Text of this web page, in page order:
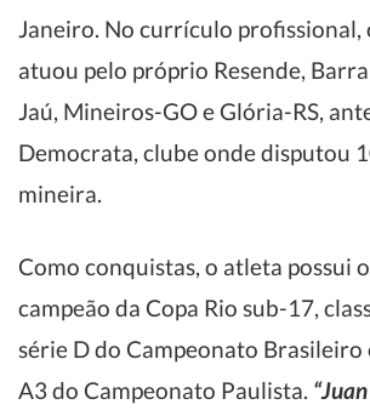
Janeiro. No currículo profissional,
atuou pelo próprio Resende,
Jaú, Mineiros-GO e Glória-RS,
Democrata, clube onde disputou
mineira.
Como conquistas, o atleta possui
campeão da Copa Rio sub-17,
série D do Campeonato Brasileiro
A3 do Campeonato Paulista.